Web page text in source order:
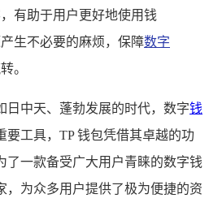
有助于用户更好地使用钱
生不必要的麻烦，保障数字
。
日中天、蓬勃发展的时代，数字钱
要工具，TP 钱包凭借其卓越的功
了一款备受广大用户青睐的数字钱
，为众多用户提供了极为便捷的资